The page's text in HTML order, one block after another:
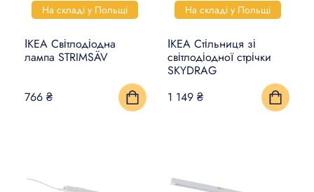
На складі у Польщі
ІКЕА Світлодіодна
лампа STRIMSÄV
766 ₴
На складі у Польщі
ІКЕА Стільниця зі
світлодіодної стрічки
SKYDRAG
1 149 ₴